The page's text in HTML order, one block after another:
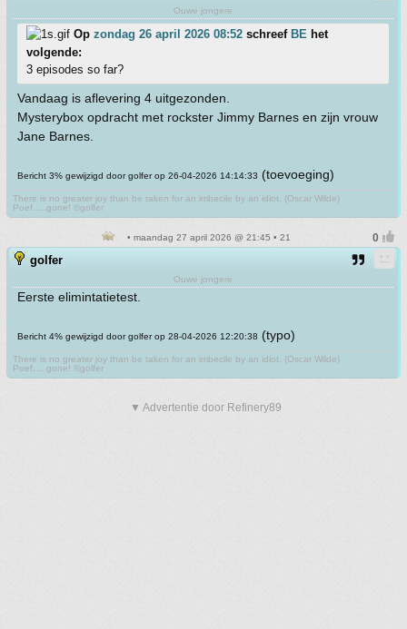
Ouwe jongere
Op zondag 26 april 2026 08:52 schreef BE het
volgende:
3 episodes so far?
Vandaag is aflevering 4 uitgezonden.
Mysterybox opdracht met rockster Jimmy Barnes en zijn vrouw
Jane Barnes.
Bericht 3% gewijzigd door golfer op 26-04-2026 14:14:33 (toevoeging)
There is no greater joy than be taken for an imbecile by an idiot. (Oscar Wilde)
Poef.....gone! ©golfer
• maandag 27 april 2026 @ 21:45 • 21
golfer
Ouwe jongere
Eerste elimintatietest.
Bericht 4% gewijzigd door golfer op 28-04-2026 12:20:38 (typo)
There is no greater joy than be taken for an imbecile by an idiot. (Oscar Wilde)
Poef.....gone! ©golfer
▼ Advertentie door Refinery89